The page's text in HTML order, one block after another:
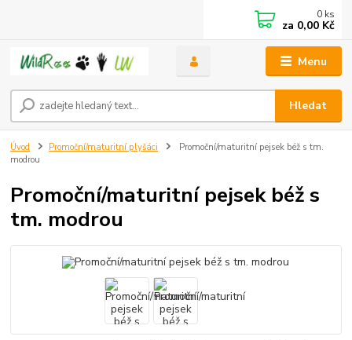
Menu
Hledat
0 ks
za 0,00 Kč
Úvod Promoční/maturitní plyšáci
Promoční/maturitní pejsek béž s tm.
modrou
Promoční/maturitní pejsek béž s
tm. modrou